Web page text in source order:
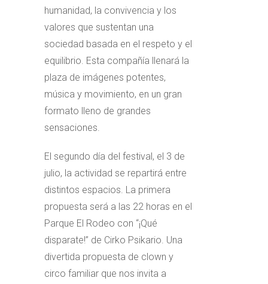
humanidad, la convivencia y los
valores que sustentan una
sociedad basada en el respeto y el
equilibrio. Esta compañía llenará la
plaza de imágenes potentes,
música y movimiento, en un gran
formato lleno de grandes
sensaciones.
El segundo día del festival, el 3 de
julio, la actividad se repartirá entre
distintos espacios. La primera
propuesta será a las 22 horas en el
Parque El Rodeo con “¡Qué
disparate!” de Cirko Psikario. Una
divertida propuesta de clown y
circo familiar que nos invita a